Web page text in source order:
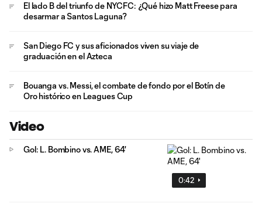
El lado B del triunfo de NYCFC: ¿Qué hizo Matt Freese para
desarmar a Santos Laguna?
San Diego FC y sus aficionados viven su viaje de
graduación en el Azteca
Bouanga vs. Messi, el combate de fondo por el Botín de
Oro histórico en Leagues Cup
Video
0:42
Gol: L. Bombino vs. AME, 64'